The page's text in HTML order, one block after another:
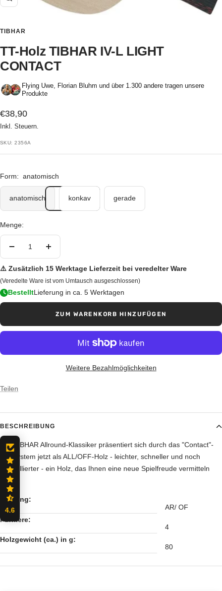
Zoom
TIBHAR
TT-Holz TIBHAR IV-L LIGHT
CONTACT
Flying Uwe, Florian Bluhm und über 1.300 andere tragen unsere
Produkte
Angebotspreis
€38,90
Inkl. Steuern.
SKU:2356A
Form: anatomisch
anatomisch konkav gerade
Menge:
Menge
Menge
⚠️ Zusätzlich 15 Werktage Lieferzeit bei veredelter Ware
(Veredelte Ware ist vom Umtausch ausgeschlossen)
BestelltLieferung in ca. 5 Werktagen
ZUM WARENKORB HINZUFÜGEN
Weitere Bezahlmöglichkeiten
Teilen
BESCHREIBUNG
Der TIBHAR Allround-Klassiker präsentiert sich durch das "Contact"-
Griffsystem jetzt als ALL/OFF-Holz - leichter, schneller und noch
kontrollierter - ein Holz, das Ihnen eine neue Spielfreude vermitteln
wird.
Eignung:
AR/ OF
Furniere:
4
Holzgewicht (ca.) in g:
80
4.6